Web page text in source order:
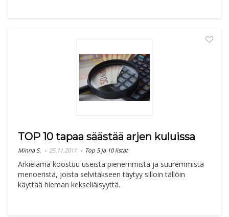
TOP 10 tapaa säästää arjen kuluissa
Minna S. 25.11.2011 Top 5 ja 10 listat
Arkielämä koostuu useista pienemmistä ja suuremmista
menoeristä, joista selvitäkseen täytyy silloin tällöin
käyttää hieman kekseliäisyyttä.